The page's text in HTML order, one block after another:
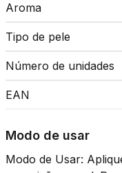
Aroma
Tipo de pele
Número de unidades
EAN
Modo de usar
Modo de Usar: